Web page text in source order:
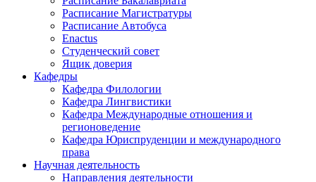
Расписание Магистратуры
Расписание Автобуса
Enactus
Студенческий совет
Ящик доверия
Кафедры
Кафедра Филологии
Кафедра Лингвистики
Кафедра Международные отношения и
регионоведение
Кафедра Юриспруденции и международного
права
Научная деятельность
Направления деятельности